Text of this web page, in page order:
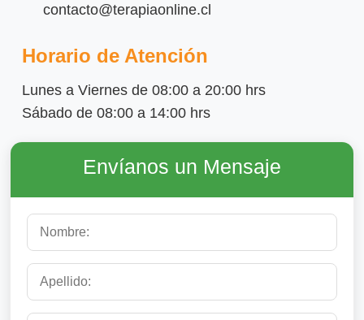
contacto@terapiaonline.cl
Horario de Atención
Lunes a Viernes de 08:00 a 20:00 hrs
Sábado de 08:00 a 14:00 hrs
Envíanos un Mensaje